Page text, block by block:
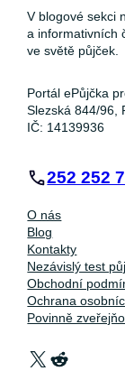
V blogové sekci
a informativních
ve světě půjček.
Portál ePůjčka
Slezská 844/96,
IČ: 14139936
252 252
O nás
Blog
Kontakty
Nezávislý test
Obchodní
Ochrana
Povinně
X Reddit